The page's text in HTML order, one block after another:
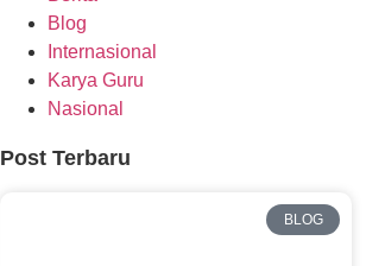
Blog
Internasional
Karya Guru
Nasional
Post Terbaru
BLOG